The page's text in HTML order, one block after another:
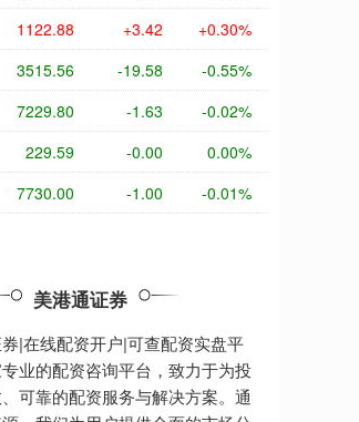
1122.88 +3.42 +0.30%
3515.56 -19.58 -0.55%
7229.80 -1.63 -0.02%
229.59 -0.00 0.00%
7730.00 -1.00 -0.01%
美港通证券
|在线配资开户|可查配资实盘平
业的配资咨询平台，致力于为投
可靠的配资服务与解决方案。通